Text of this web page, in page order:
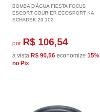
BOMBA D'ÁGUA FIESTA FOCUS
ESCORT COURIER ECOSPORT KA
SCHADEK 20.102
por R$ 106,54
à vista R$ 90,56 economize 15%
no Pix